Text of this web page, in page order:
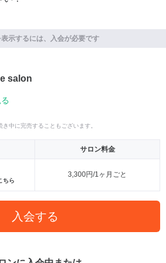
示するには、入会が必要です
salon
き中に完売することもございます。
サロン料金
ちら
3,300円/1ヶ月ごと
入会する